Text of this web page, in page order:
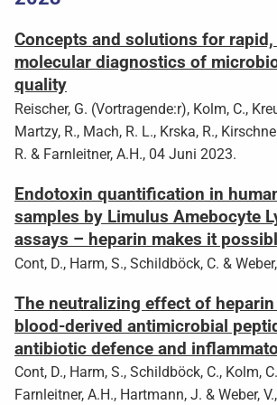
Concepts and solutions for
molecular diagnostics of
quality
Reischer, G. (Vortragende:r), Kolm, C.,
Martzy, R., Mach, R. L., Krska, R.,
R. & Farnleitner, A.H., 04 Juni 2023.
Endotoxin quantification in
samples by Limulus Amebocyte
assays – heparin makes it
Cont, D., Harm, S., Schildböck, C. &
The neutralizing effect of
blood-derived antimicrobial
antibiotic defence and
Cont, D., Harm, S., Schildböck, C., Kolm,
Farnleitner, A.H., Hartmann, J. & Weber,